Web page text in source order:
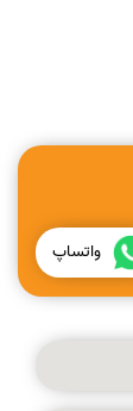
واتساپ